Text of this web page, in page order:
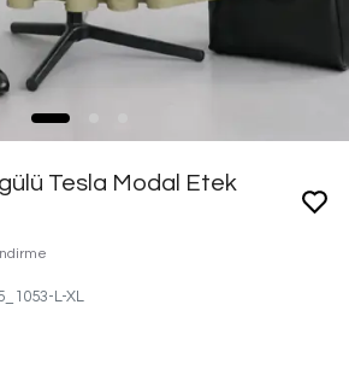
Tesla Modal Etek
L-XL